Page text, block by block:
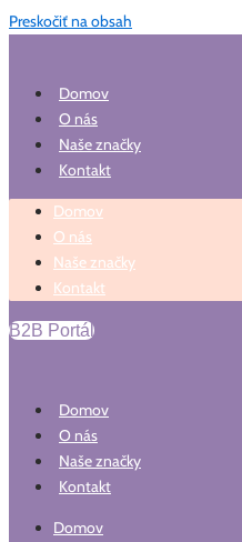
Preskočiť na obsah
Domov
O nás
Naše značky
Kontakt
Domov
O nás
Naše značky
Kontakt
B2B Portál
Domov
O nás
Naše značky
Kontakt
Domov